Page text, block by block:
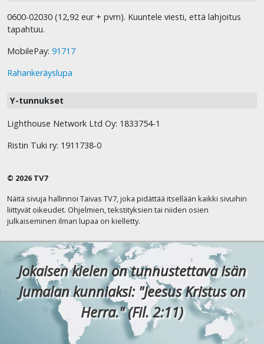
0600-02030 (12,92 eur + pvm). Kuuntele viesti, että lahjoitus
tapahtuu.
MobilePay: 91717
Rahankeräyslupa
Y-tunnukset
Lighthouse Network Ltd Oy: 1833754-1
Ristin Tuki ry: 1911738-0
© 2026 TV7
Näitä sivuja hallinnoi Taivas TV7, joka pidättää itsellään kaikki sivuihin
liittyvät oikeudet. Ohjelmien, tekstityksien tai niiden osien
julkaiseminen ilman lupaa on kielletty.
Jokaisen kielen on tunnustettava Isän
Jumalan kunniaksi: "Jeesus Kristus on
Herra." (Fil. 2:11)